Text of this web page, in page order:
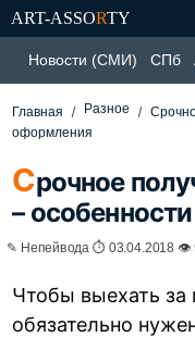
ART-ASSORTY
Новости (СМИ) СПб
Главная Разное
оформления
Срочное
–
✎ Непейвода ⏱ 03.04.2018 👁
Чтобы выехать за
обязательно